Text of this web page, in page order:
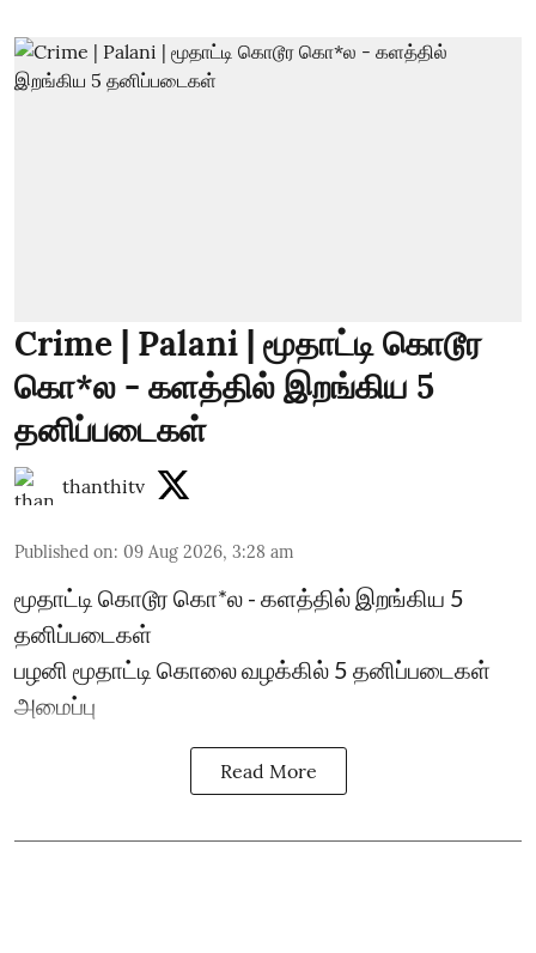
Crime | Palani | மூதாட்டி கொடூர
கொ*ல - களத்தில் இறங்கிய 5
தனிப்படைகள்
thanthitv
Published on: 09 Aug 2026, 3:28 am
மூதாட்டி கொடூர கொ*ல - களத்தில் இறங்கிய 5
தனிப்படைகள்
பழனி மூதாட்டி கொலை வழக்கில் 5 தனிப்படைகள்
அமைப்பு
Read More